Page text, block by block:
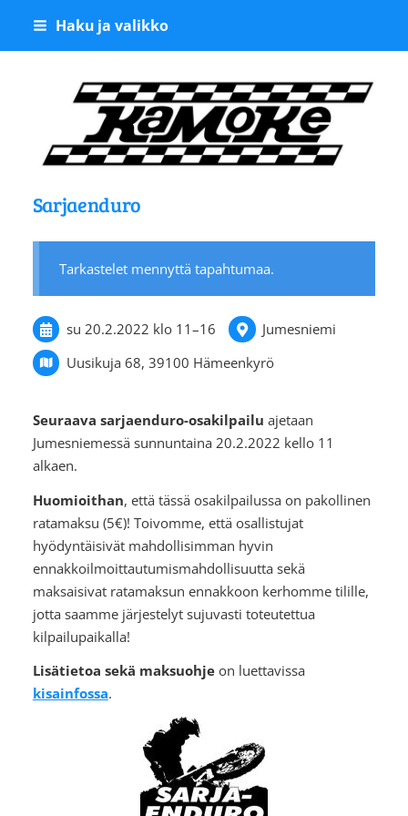
Siirry
Haku ja valikko
Kangasalan
Sarjaenduro
Tarkastelet mennyttä tapahtumaa.
su 20.2.2022 klo 11–16
Jumesniemi
Uusikuja 68, 39100 Hämeenkyrö
Seuraava sarjaenduro-osakilpailu ajetaan
Jumesniemessä sunnuntaina 20.2.2022 kello 11
alkaen.
Huomioithan, että tässä osakilpailussa on pakollinen
ratamaksu (5€)! Toivomme, että osallistujat
hyödyntäisivät mahdollisimman hyvin
ennakkoilmoittautumismahdollisuutta sekä
maksaisivat ratamaksun ennakkoon kerhomme tilille,
jotta saamme järjestelyt sujuvasti toteutettua
kilpailupaikalla!
Lisätietoa sekä maksuohje on luettavissa
kisainfossa.